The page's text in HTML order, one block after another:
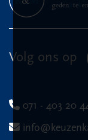
Volg ons op
071 - 403 20